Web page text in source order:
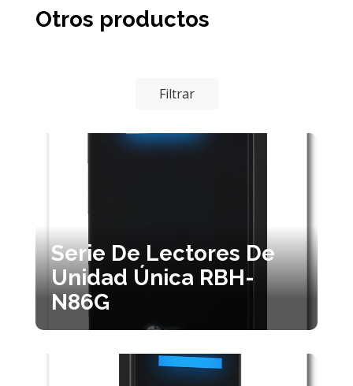
Otros productos
Filtrar
Serie De Lectores De
Unidad Única RBH-
N86G